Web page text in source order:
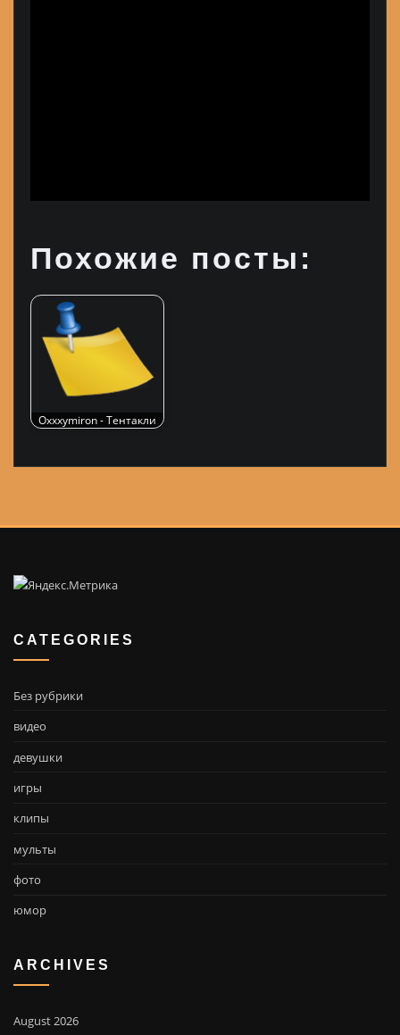
Похожие посты:
Oxxxymiron - Тентакли
CATEGORIES
Без рубрики
видео
девушки
игры
клипы
мульты
фото
юмор
ARCHIVES
August 2026